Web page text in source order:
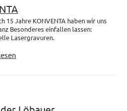
15 Jahre KONVENTA haben wir uns
Besonderes einfallen lassen:
Lasergravuren.